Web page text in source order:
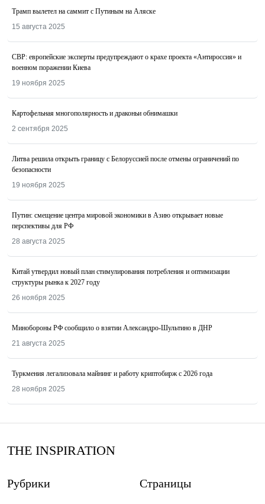
Трамп вылетел на саммит с Путиным на Аляске
15 августа 2025
СВР: европейские эксперты предупреждают о крахе проекта «Антироссия» и
военном поражении Киева
19 ноября 2025
Картофельная многополярность и драконьи обнимашки
2 сентября 2025
Литва решила открыть границу с Белоруссией после отмены ограничений по
безопасности
19 ноября 2025
Путин: смещение центра мировой экономики в Азию открывает новые
перспективы для РФ
28 августа 2025
Китай утвердил новый план стимулирования потребления и оптимизации
структуры рынка к 2027 году
26 ноября 2025
Минобороны РФ сообщило о взятии Александро-Шультино в ДНР
21 августа 2025
Туркмения легализовала майнинг и работу криптобирж с 2026 года
28 ноября 2025
THE INSPIRATION
Рубрики Страницы